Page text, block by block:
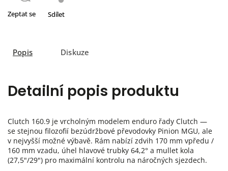
Zeptat se Sdílet
Popis Diskuze
Detailní popis produktu
Clutch 160.9 je vrcholným modelem enduro řady Clutch —
se stejnou filozofií bezúdržbové převodovky Pinion MGU, ale
v nejvyšší možné výbavě. Rám nabízí zdvih 170 mm vpředu /
160 mm vzadu, úhel hlavové trubky 64,2° a mullet kola
(27,5"/29") pro maximální kontrolu na náročných sjezdech.